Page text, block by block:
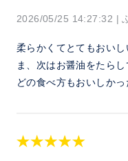
2026/05/25 14:27:32 |
柔らかくてとてもおい
ま、次はお醤油をたら
どの食べ方もおいしかっ